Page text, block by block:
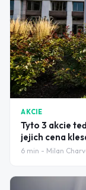
AKCIE
Tyto 3 akcie
jejich cena
6 min - Milan